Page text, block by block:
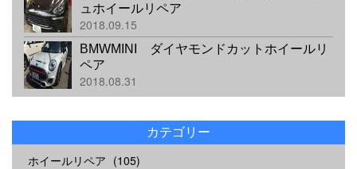
ュホイールリペア
2018.09.15
BMWMINI ダイヤモンドカットホイールリ
ペア
2018.08.31
カテゴリー
ホイールリペア (105)